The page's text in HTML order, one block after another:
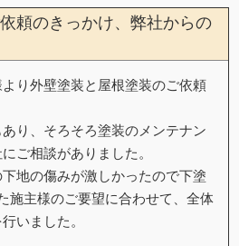
頼のきっかけ、弊社からの
り外壁塗装と屋根塗装のご依頼
り、そろそろ塗装のメンテナン
ご相談がありました。
地の傷みが激しかったので下塗
施主様のご要望に合わせて、全体
いました。